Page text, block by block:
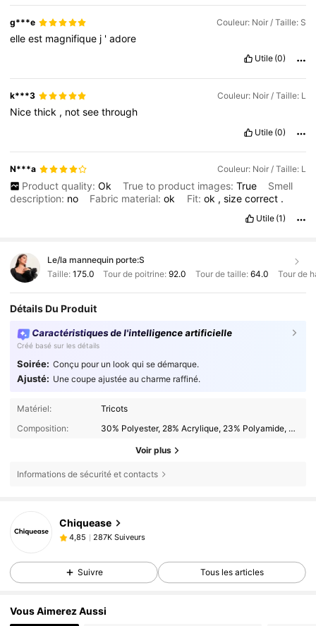
g***e Couleur: Noir / Taille: S
elleest magnifique j 'adore
Utile (0)
k***3 Couleur: Noir / Taille: L
Nicethick , notseethrough
Utile (0)
N***a Couleur: Noir / Taille: L
Product quality: Ok True to product images: True
Smell
description: no Fabric material:ok Fit: ok , size correct .
Utile (1)
Le/la mannequin porte:S
Taille: 175.0 Tour de poitrine:92.0 Tour de taille: 64.0 Tour de
Détails Du Produit
Caractéristiques de l'intelligence artificielle
Créé basé sur les détails
Soirée: Conçu pour un look qui se démarque.
Ajusté: Une coupe ajustée au charme raffiné.
Matériel:
Tricots
Composition:
30% Polyester, 28% Acrylique, 23% Polyamide, 19% Viscose
Voir plus
Informations de sécurité et contacts
Chiquease
4,85
287K Suiveurs
v***t est en train de naviguer
4,85 287K Suiveurs
4,85
Suivre Tous les articles
Vous Aimerez Aussi